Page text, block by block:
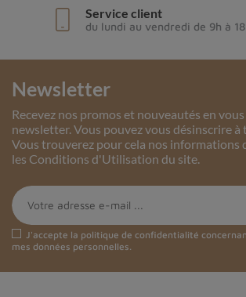
Service client
du lundi au vendredi de 9h à
Newsletter
Recevez nos promos et nouveautés en
newsletter. Vous pouvez vous désinscrire à
Vous trouverez pour cela nos informations
les Conditions d'Utilisation du site.
J'accepte la politique de confidentialité
mes données personnelles.